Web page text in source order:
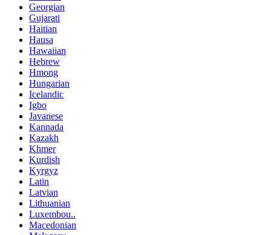
Georgian
Gujarati
Haitian
Hausa
Hawaiian
Hebrew
Hmong
Hungarian
Icelandic
Igbo
Javanese
Kannada
Kazakh
Khmer
Kurdish
Kyrgyz
Latin
Latvian
Lithuanian
Luxembou..
Macedonian